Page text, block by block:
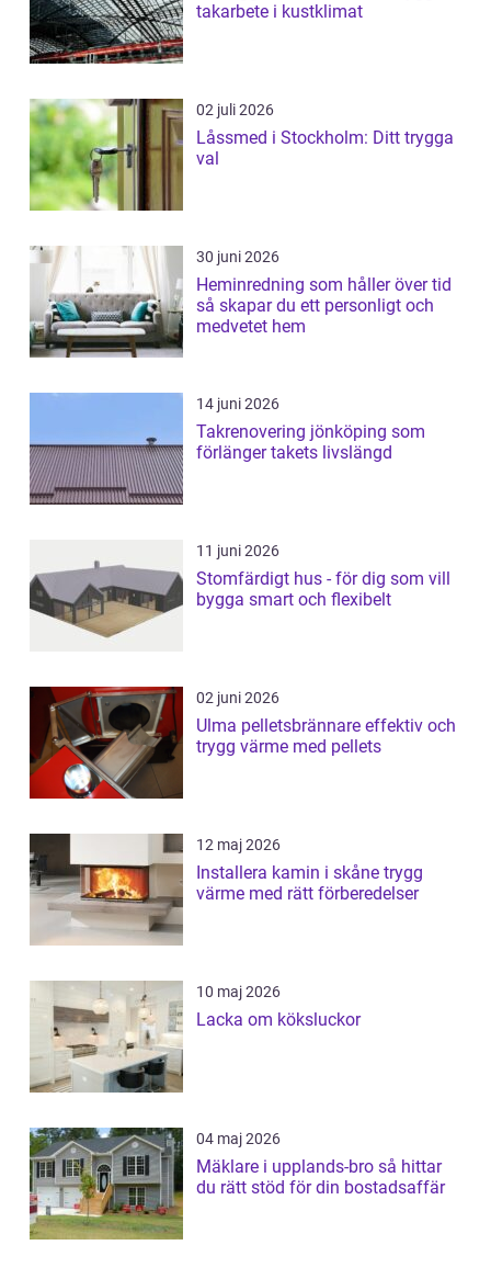
takarbete i kustklimat
02 juli 2026
Låssmed i Stockholm: Ditt trygga
val
30 juni 2026
Heminredning som håller över tid
så skapar du ett personligt och
medvetet hem
14 juni 2026
Takrenovering jönköping som
förlänger takets livslängd
11 juni 2026
Stomfärdigt hus - för dig som vill
bygga smart och flexibelt
02 juni 2026
Ulma pelletsbrännare effektiv och
trygg värme med pellets
12 maj 2026
Installera kamin i skåne trygg
värme med rätt förberedelser
10 maj 2026
Lacka om köksluckor
04 maj 2026
Mäklare i upplands-bro så hittar
du rätt stöd för din bostadsaffär